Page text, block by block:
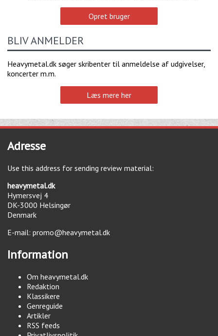
Opret bruger
BLIV ANMELDER
Heavymetal.dk søger skribenter til anmeldelse af udgivelser,
koncerter m.m.
Læs mere her
Adresse
Use this address for sending review material:
heavymetal.dk
Hymersvej 4
DK-3000 Helsingør
Denmark
E-mail: promo@heavymetal.dk
Information
Om heavymetal.dk
Redaktion
Klassikere
Genreguide
Artikler
RSS feeds